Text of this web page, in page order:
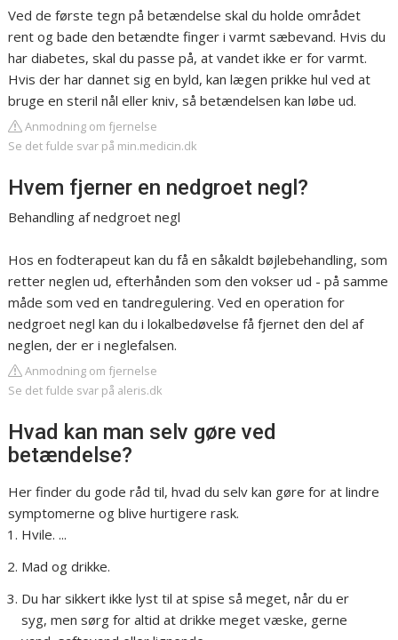
Ved de første tegn på betændelse skal du holde området
rent og bade den betændte finger i varmt sæbevand. Hvis du
har diabetes, skal du passe på, at vandet ikke er for varmt.
Hvis der har dannet sig en byld, kan lægen prikke hul ved at
bruge en steril nål eller kniv, så betændelsen kan løbe ud.
Anmodning om fjernelse
Se det fulde svar på min.medicin.dk
Hvem fjerner en nedgroet negl?
Behandling af nedgroet negl
Hos en fodterapeut kan du få en såkaldt bøjlebehandling, som
retter neglen ud, efterhånden som den vokser ud - på samme
måde som ved en tandregulering. Ved en operation for
nedgroet negl kan du i lokalbedøvelse få fjernet den del af
neglen, der er i neglefalsen.
Anmodning om fjernelse
Se det fulde svar på aleris.dk
Hvad kan man selv gøre ved
betændelse?
Her finder du gode råd til, hvad du selv kan gøre for at lindre
symptomerne og blive hurtigere rask.
Hvile. ...
Mad og drikke.
Du har sikkert ikke lyst til at spise så meget, når du er
syg, men sørg for altid at drikke meget væske, gerne